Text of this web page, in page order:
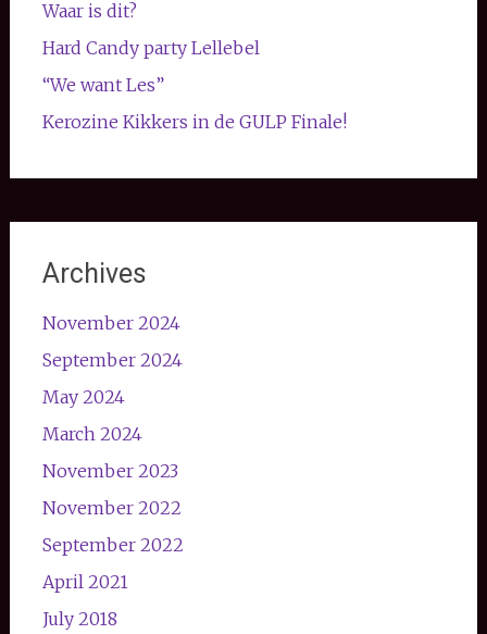
Waar is dit?
Hard Candy party Lellebel
“We want Les”
Kerozine Kikkers in de GULP Finale!
Archives
November 2024
September 2024
May 2024
March 2024
November 2023
November 2022
September 2022
April 2021
July 2018